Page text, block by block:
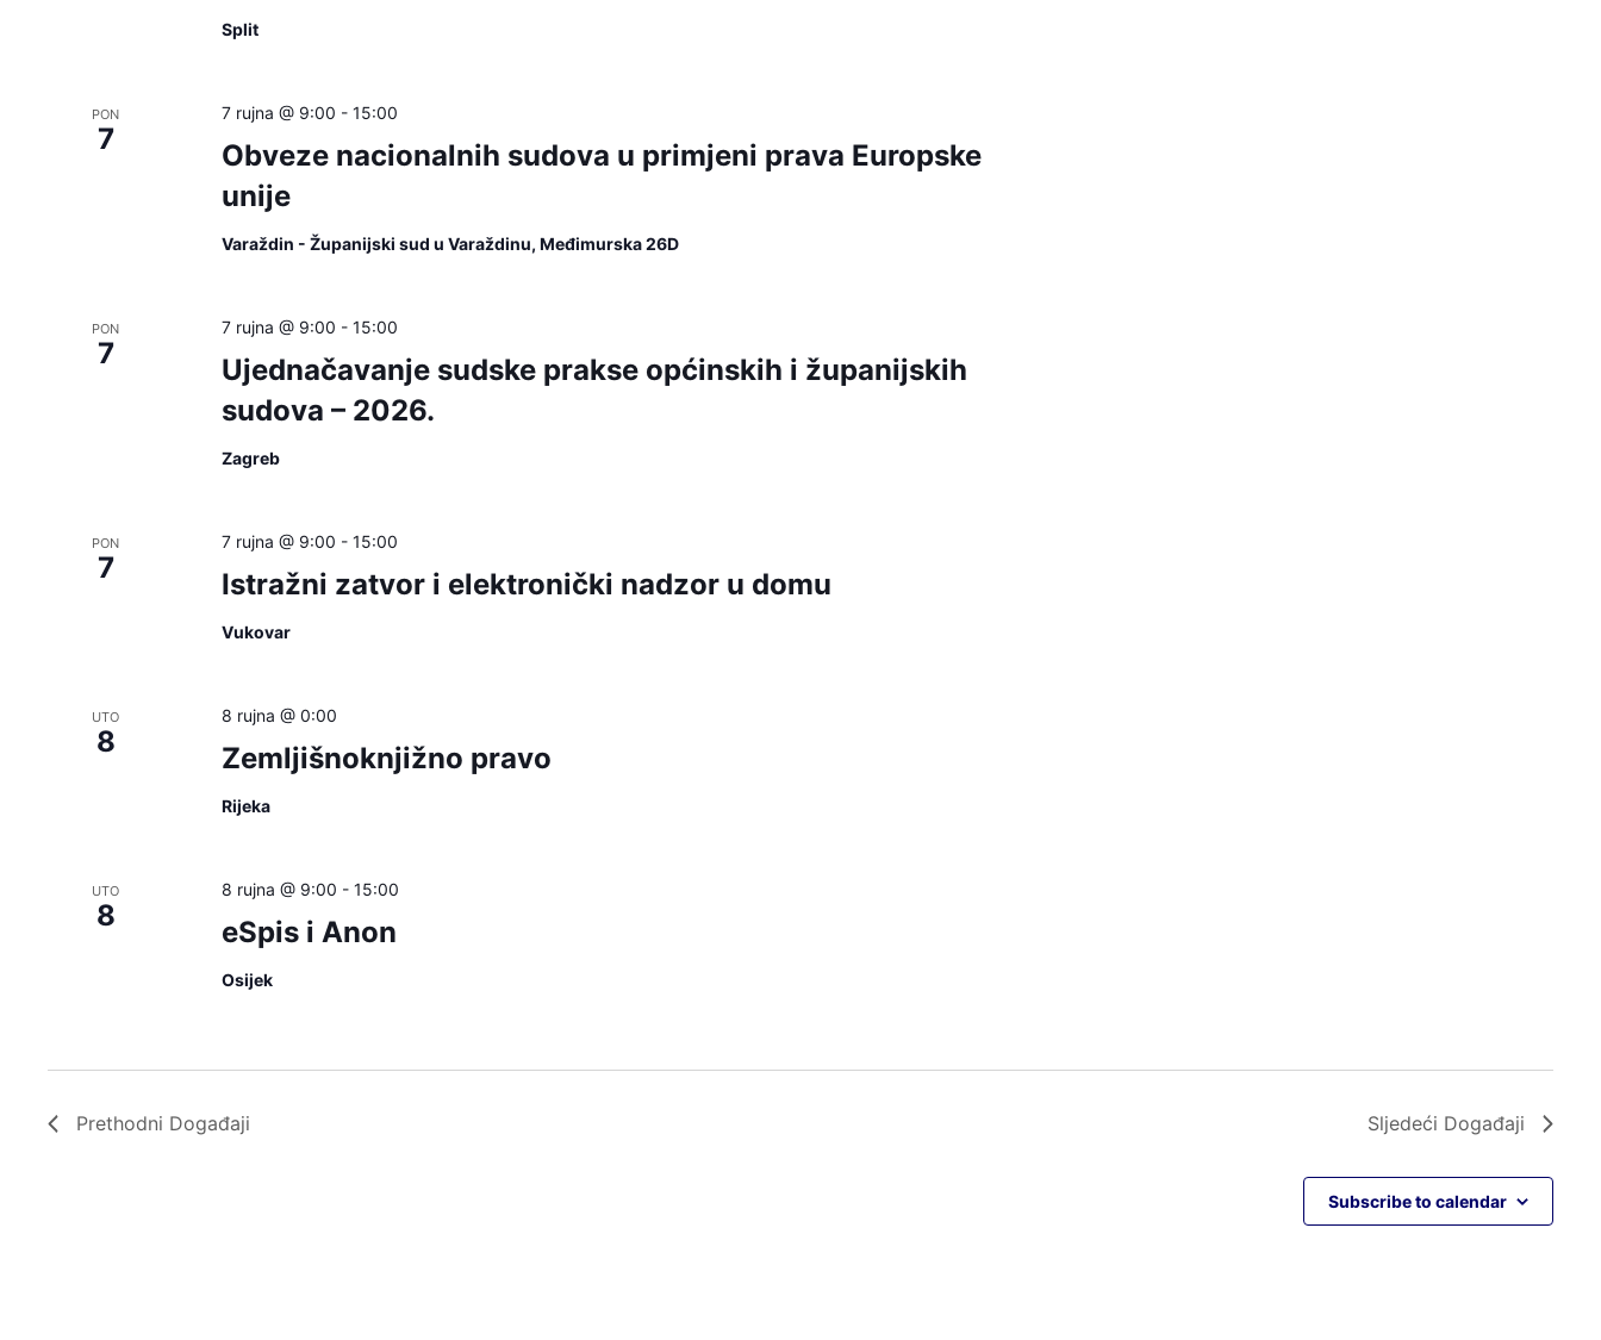
Split
PON
7
Obveze nacionalnih sudova u primjeni prava Europske
unije
7 rujna @ 9:00 - 15:00
Varaždin - Županijski sud u Varaždinu, Međimurska 26D
PON
7
Ujednačavanje sudske prakse općinskih i županijskih
sudova – 2026.
7 rujna @ 9:00 - 15:00
Zagreb
PON
7 Istražni zatvor i elektronički nadzor u domu
7 rujna @ 9:00 - 15:00
Vukovar
UTO
8 Zemljišnoknjižno pravo
8 rujna @ 0:00
Rijeka
UTO
8 eSpis i Anon
8 rujna @ 9:00 - 15:00
Osijek
Prethodni Događaji Sljedeći Događaji
Subscribe to calendar